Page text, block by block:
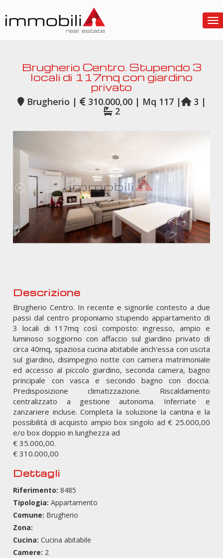
Brugherio Centro. Stupendo 3
locali di 117mq con giardino
privato
Brugherio | 310.000,00 | Mq 117 | 3 |
2
Descrizione
Brugherio Centro. In recente e signorile contesto a due
passi dal centro proponiamo stupendo appartamento di
3 locali di 117mq così composto: ingresso, ampio e
luminoso soggiorno con affaccio sul giardino privato di
circa 40mq, spaziosa cucina abitabile anch'essa con uscita
sul giardino, disimpegno notte con camera matrimoniale
ed accesso al piccolo giardino, seconda camera, bagno
principale con vasca e secondo bagno con doccia.
Predisposizione climatizzazione. Riscaldamento
centralizzato a gestione autonoma. Inferriate e
zanzariere incluse. Completa la soluzione la cantina e la
possibilità di acquisto ampio box singolo ad € 25.000,00
e/o box doppio in lunghezza ad
€ 35.000,00.
€ 310.000,00
Dettagli
Riferimento: 8485
Tipologia: Appartamento
Comune: Brugherio
Zona:
Cucina: Cucina abitabile
Camere: 2